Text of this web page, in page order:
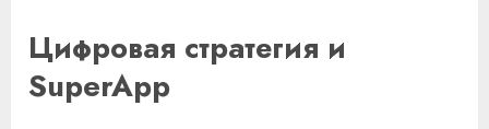
Цифровая стратегия и
SuperApp